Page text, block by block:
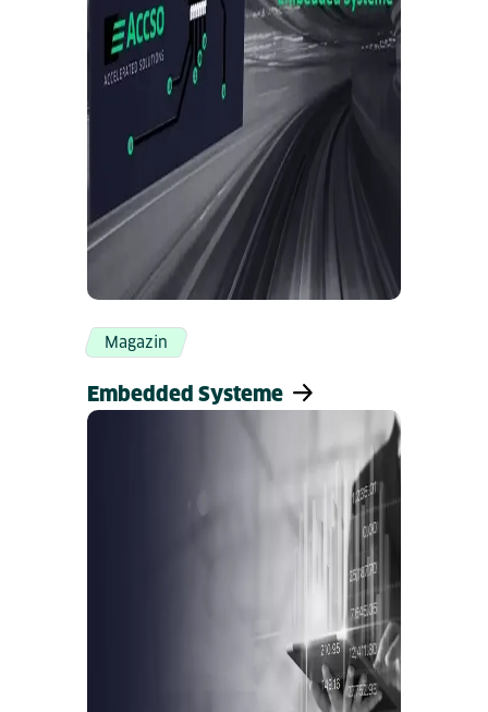
Magazin
Embedded Systeme